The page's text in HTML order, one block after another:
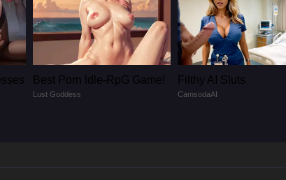
Best Porn ldle-RpG Game!
Lust Goddess
Filthy AI Sluts
CamsodaAI